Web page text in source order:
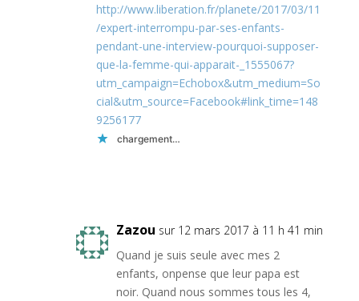
http://www.liberation.fr/planete/2017/03/11
/expert-interrompu-par-ses-enfants-
pendant-une-interview-pourquoi-supposer-
que-la-femme-qui-apparait-_1555067?
utm_campaign=Echobox&utm_medium=So
cial&utm_source=Facebook#link_time=148
9256177
chargement…
Zazou sur 12 mars 2017 à 11 h 41 min
Quand je suis seule avec mes 2
enfants, onpense que leur papa est
noir. Quand nous sommes tous les 4,